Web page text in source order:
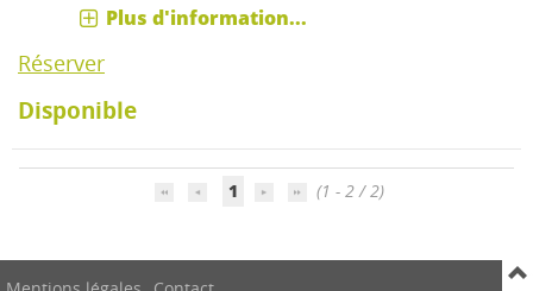
Plus d'information...
Réserver
Disponible
1 (1 - 2 / 2)